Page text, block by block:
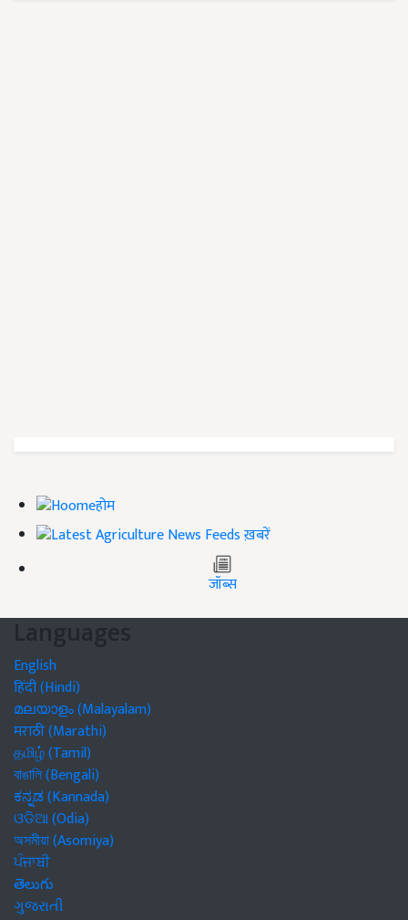
होम
ख़बरें
जॉब्स
Languages
English
हिंदी (Hindi)
മലയാളം (Malayalam)
मराठी (Marathi)
தமிழ் (Tamil)
বাঙালি (Bengali)
ಕನ್ನಡ (Kannada)
ଓଡିଆ (Odia)
অসমীয়া (Asomiya)
ਪੰਜਾਬੀ
తెలుగు
ગુજરાતી